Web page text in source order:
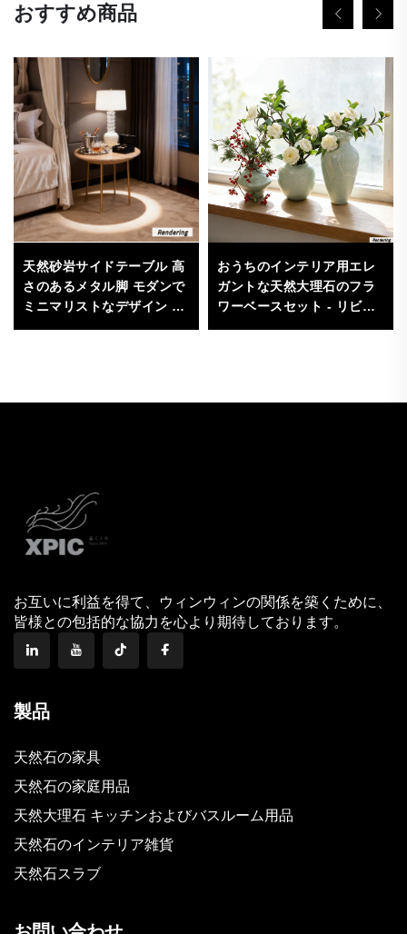
おすすめ商品
天然砂岩サイドテーブル 高
さのあるメタル脚 モダンで
ミニマリストなデザイン リ
おうちのインテリア用エレ
ガントな天然大理石のフラ
ワーベースセット - リビン
お互いに利益を得て、ウィンウィンの関係を築くために、
皆様との包括的な協力を心より期待しております。
製品
天然石の家具
天然石の家庭用品
天然大理石 キッチンおよびバスルーム用品
天然石のインテリア雑貨
天然石スラブ